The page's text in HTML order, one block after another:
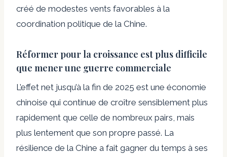
créé de modestes vents favorables à la
coordination politique de la Chine.
Réformer pour la croissance est plus difficile
que mener une guerre commerciale
L’effet net jusqu’à la fin de 2025 est une économie
chinoise qui continue de croître sensiblement plus
rapidement que celle de nombreux pairs, mais
plus lentement que son propre passé. La
résilience de la Chine a fait gagner du temps à ses